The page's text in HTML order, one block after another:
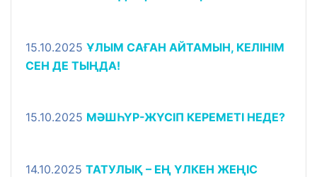
15.10.2025 ҰЛЫМ САҒАН АЙТАМЫН, КЕЛІНІМ
СЕН ДЕ ТЫҢДА!
15.10.2025 МӘШҺҮР-ЖҮСІП КЕРЕМЕТІ НЕДЕ?
14.10.2025 ТАТУЛЫҚ – ЕҢ ҮЛКЕН ЖЕҢІС